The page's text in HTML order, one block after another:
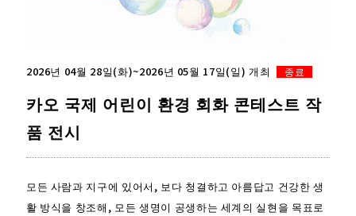
2026년 04월 28일(화)~2026년 05월 17일(일) 개최 종료
카오 국제 어린이 환경 회화 콘테스트 작
품 전시
모든 사람과 지구에 있어서, 보다 청결하고 아름답고 건강한 생
활 방식을 창조해, 모든 생명이 공생하는 세계의 실현을 목표로